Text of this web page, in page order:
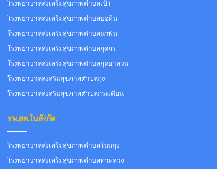
โรงพยาบาลส่งเสริมสุขภาพตำบลเป้า
โรงพยาบาลส่งเสริมสุขภาพตำบลบ่อหิน
โรงพยาบาลส่งเสริมสุขภาพตำบลนาพิน
โรงพยาบาลส่งเสริมสุขภาพตำบลกุศกร
โรงพยาบาลส่งเสริมสุขภาพตำบลกุดยาลวน
โรงพยาบาลส่งสริมสุขภาพตำบลกุง
โรงพยาบาลส่งสริมสุขภาพตำบลกระเดียน
รพ.สต.ในสังกัด
โรงพยาบาลส่งเสริมสุขภาพตำบลโนนกุง
โรงพยาบาลส่งเสริมสุขภาพตำบลท่าหลวง